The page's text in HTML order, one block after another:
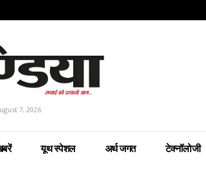
7, 2026
यूथ स्पेशल अर्थ जगत टेक्नॉलोजी